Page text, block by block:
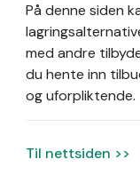
På denne siden
med andre
du hente inn
og uforpliktende.
Til nettsiden >>